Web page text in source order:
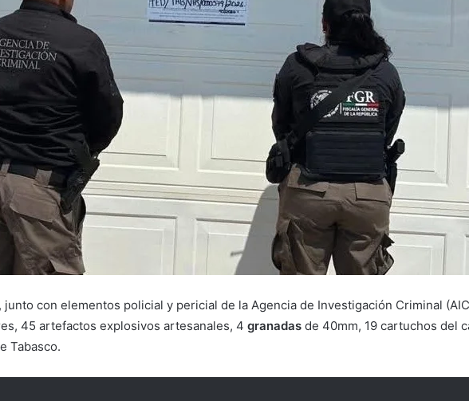
junto con elementos policial y pericial de la Agencia de Investigación Criminal
45 artefactos explosivos artesanales, 4 granadas de 40mm, 19 cartuchos del
Tabasco.